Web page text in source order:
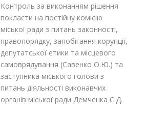
Контроль за виконанням рішення
покласти на постійну комісію
міської ради з питань законності,
правопорядку, запобігання корупції,
депутатської етики та місцевого
самоврядування (Савенко О.Ю.) та
заступника міського голови з
питань діяльності виконавчих
органів міської ради Демченка С.Д.